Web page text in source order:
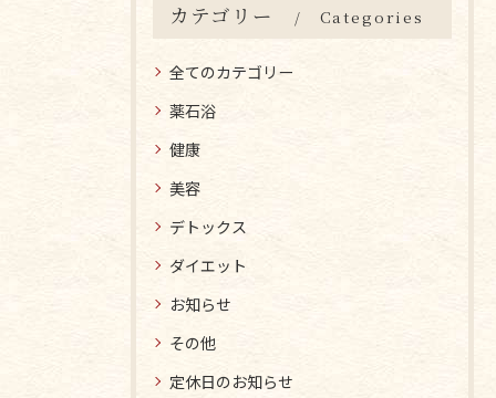
カテゴリー Categories
全てのカテゴリー
薬石浴
健康
美容
デトックス
ダイエット
お知らせ
その他
定休日のお知らせ